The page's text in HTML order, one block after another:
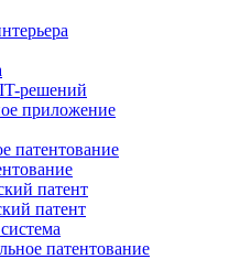
решений
приложение
патентование
патент
патент
патентование